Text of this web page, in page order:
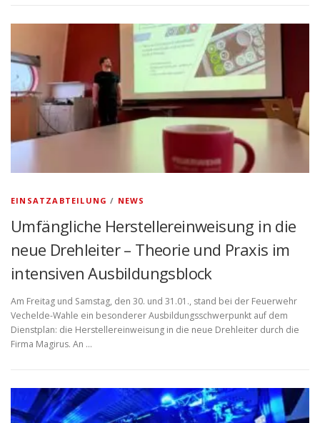
EINSATZABTEILUNG / NEWS
Umfängliche Herstellereinweisung in die
neue Drehleiter – Theorie und Praxis im
intensiven Ausbildungsblock
Am Freitag und Samstag, den 30. und 31.01., stand bei der Feuerwehr
Vechelde-Wahle ein besonderer Ausbildungsschwerpunkt auf dem
Dienstplan: die Herstellereinweisung in die neue Drehleiter durch die
Firma Magirus. An …